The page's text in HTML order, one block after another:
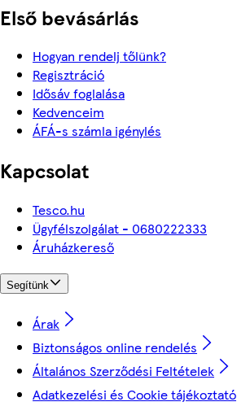
Első bevásárlás
Hogyan rendelj tőlünk?
Regisztráció
Idősáv foglalása
Kedvenceim
ÁFÁ-s számla igénylés
Kapcsolat
Tesco.hu
Ügyfélszolgálat - 0680222333
Áruházkereső
Segítünk
Árak
Biztonságos online rendelés
Általános Szerződési Feltételek
Adatkezelési és Cookie tájékoztató